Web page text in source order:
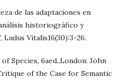
de las adaptaciones en
historiográfico y
Ludus Vitalis16(30):3-26.
Species, 6aed.,London: John
of the Case for Semantic